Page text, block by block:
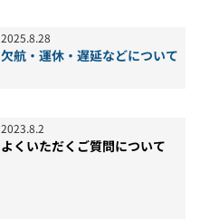
2025.8.28
欠航・運休・遅延などについて
2023.8.2
よくいただくご質問について